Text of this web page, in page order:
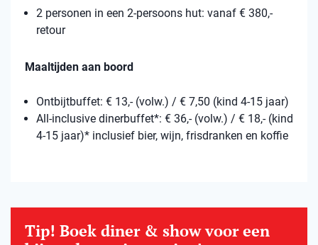
2 personen in een 2-persoons hut: vanaf € 380,-
retour
Maaltijden aan boord
Ontbijtbuffet: € 13,- (volw.) / € 7,50 (kind 4-15 jaar)
All-inclusive dinerbuffet*: € 36,- (volw.) / € 18,- (kind
4-15 jaar)* inclusief bier, wijn, frisdranken en koffie
Tip! Boek diner & show voor een